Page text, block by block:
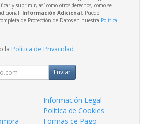
y suprimir, así como otros derechos, como se
Información Adicional: Puede
de Protección de Datos en nuestra Política
la Política de Privacidad.
Enviar
Información Legal
Política de Cookies
Formas de Pago